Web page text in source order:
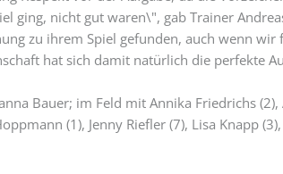
ging, nicht gut waren\", gab Trainer
zu ihrem Spiel gefunden, auch wenn
hat sich damit natürlich die perfekte
Bauer; im Feld mit Annika Friedrichs
(1), Jenny Riefler (7), Lisa Knapp (3),